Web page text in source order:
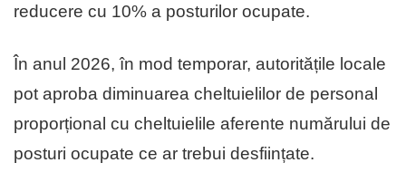
reducere cu 10% a posturilor ocupate.
În anul 2026, în mod temporar, autoritățile locale
pot aproba diminuarea cheltuielilor de personal
proporțional cu cheltuielile aferente numărului de
posturi ocupate ce ar trebui desființate.